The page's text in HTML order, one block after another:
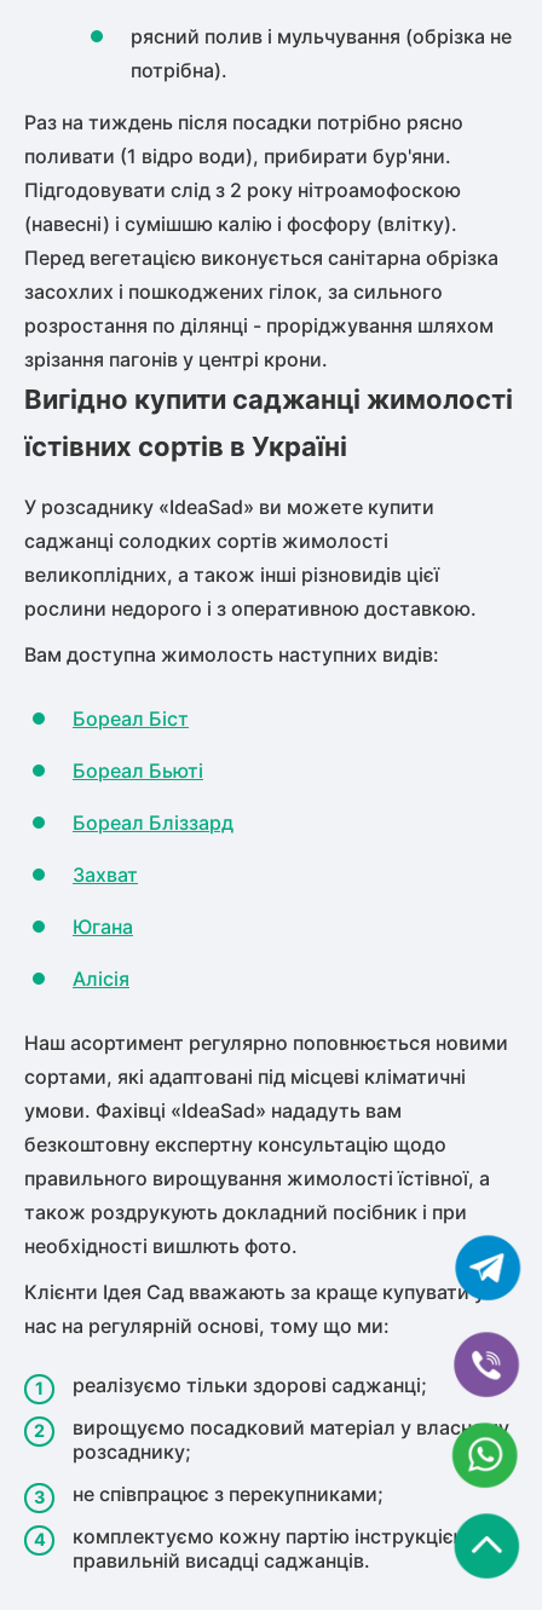
рясний полив і мульчування (обрізка не
потрібна).
Раз на тиждень після посадки потрібно рясно
поливати (1 відро води), прибирати бур'яни.
Підгодовувати слід з 2 року нітроамофоскою
(навесні) і сумішшю калію і фосфору (влітку).
Перед вегетацією виконується санітарна обрізка
засохлих і пошкоджених гілок, за сильного
розростання по ділянці - проріджування шляхом
зрізання пагонів у центрі крони.
Вигідно купити саджанці жимолості
їстівних сортів в Україні
У розсаднику «IdeaSad» ви можете купити
саджанці солодких сортів жимолості
великоплідних, а також інші різновидів цієї
рослини недорого і з оперативною доставкою.
Вам доступна жимолость наступних видів:
Бореал Біст
Бореал Бьюті
Бореал Бліззард
Захват
Югана
Алісія
Наш асортимент регулярно поповнюється новими
сортами, які адаптовані під місцеві кліматичні
умови. Фахівці «IdeaSad» нададуть вам
безкоштовну експертну консультацію щодо
правильного вирощування жимолості їстівної, а
також роздрукують докладний посібник і при
необхідності вишлють фото.
Клієнти Ідея Сад вважають за краще купувати у
нас на регулярній основі, тому що ми:
реалізуємо тільки здорові саджанці;
вирощуємо посадковий матеріал у власному
розсаднику;
не співпрацює з перекупниками;
комплектуємо кожну партію інструкцією по
правильній висадці саджанців.